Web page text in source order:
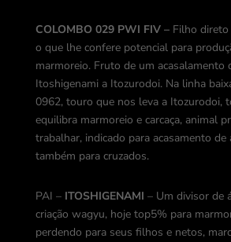
COLOMBO 029 PWI FIV – Filho
o que lhe confere potencial para
marmoreio. Fruto de um acasalamento
Itoshigenami a Itozurodoi. Na linha
0962, touro que nos leva a Itozurodoi,
equilibra marmoreio e carcaça, animal
trabalhar, indicado para acasamento
também para cruzados.
PAI – ITOSHIGENAMI – Um divisor de
criação wagyu, hoje top5% para
perdendo para seus filhos e netos,